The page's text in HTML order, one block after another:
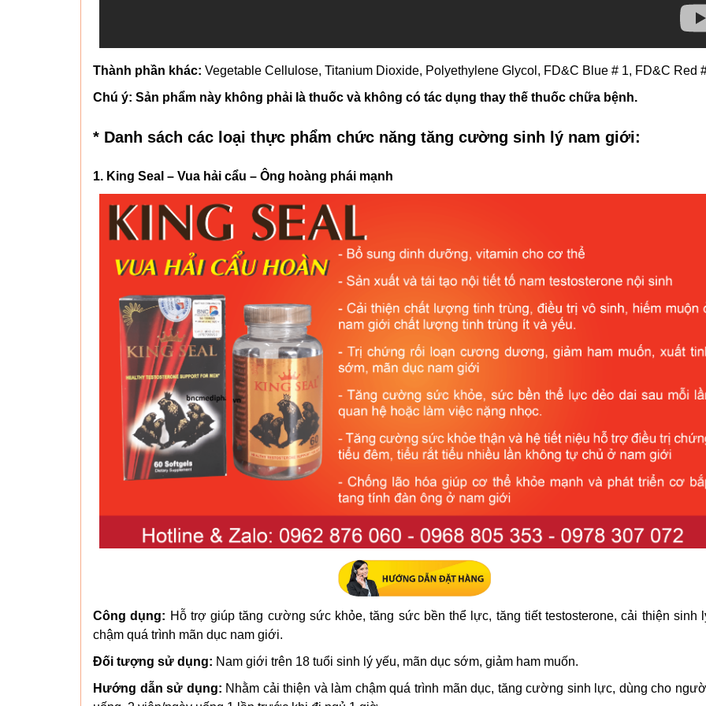
Thành phần khác: Vegetable Cellulose, Titanium Dioxide, Polyethylene Glycol, FD&C Blue # 1, FD&C Red
Chú ý: Sản phẩm này không phải là thuốc và không có tác dụng thay thế thuốc chữa bệnh.
* Danh sách các loại thực phẩm chức năng tăng cường sinh lý nam giới:
1. King Seal – Vua hải cẩu – Ông hoàng phái mạnh
Công dụng: Hỗ trợ giúp tăng cường sức khỏe, tăng sức bền thể lực, tăng tiết testosterone, cải thiện sinh
chậm quá trình mãn dục nam giới.
Đối tượng sử dụng: Nam giới trên 18 tuổi sinh lý yếu, mãn dục sớm, giảm ham muốn.
Hướng dẫn sử dụng: Nhằm cải thiện và làm chậm quá trình mãn dục, tăng cường sinh lực, dùng cho